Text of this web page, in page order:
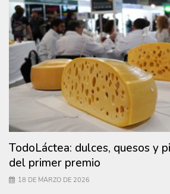
TodoLáctea: dulces, quesos y
del primer premio
18 DE MARZO DE 2026